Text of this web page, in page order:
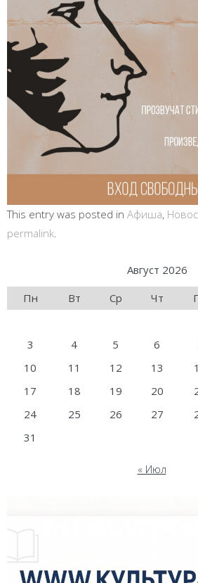
This entry was posted in Афиша,
permalink
Август 2026
Пн
Вт Ср Чт
3
4 5 6
10
11 12 13
17
18 19 20
24
25 26 27
31
« Июл